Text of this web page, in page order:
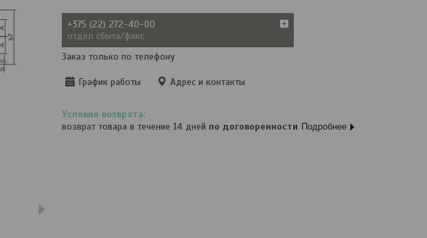
+375 (22) 272-40-00
отдел сбыта/факс
Заказ только по телефону
График работы Адрес и контакты
возврат товара в течение 14 дней по договоренности Подробнее